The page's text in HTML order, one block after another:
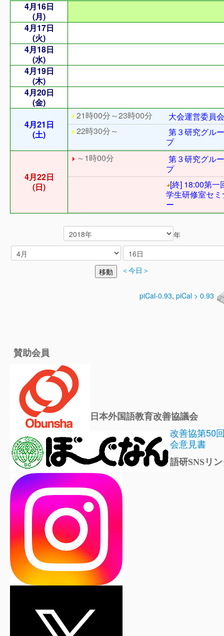
4月16日
(月)
4月17日
(火)
4月18日
(水)
4月19日
(木)
4月20日
(金)
4月21日
(土)
21時00分～23時00分
大会運営委員会
22時30分～
第３研究グルー
プ
4月22日
(日)
～1時00分
第３研究グルー
プ
[終] 18:00第一
学生研修室セミ
ー
年
＜今日＞
piCal-0.93, piCal > 0.93
賛助会員
日本外国語教育改善協議会
改善協第50
会意見書
語研SNSリ